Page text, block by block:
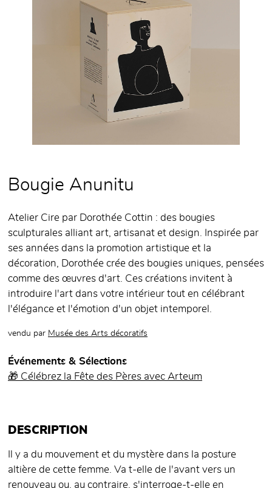
Bougie Anunitu
Atelier Cire par Dorothée Cottin : des bougies
sculpturales alliant art, artisanat et design. Inspirée par
ses années dans la promotion artistique et la
décoration, Dorothée crée des bougies uniques, pensées
comme des œuvres d'art. Ces créations invitent à
introduire l'art dans votre intérieur tout en célébrant
l'élégance et l'émotion d'un objet intemporel.
vendu par Musée des Arts décoratifs
Événements & Sélections
🎁 Célébrez la Fête des Pères avec Arteum
DESCRIPTION
Il y a du mouvement et du mystère dans la posture
altière de cette femme. Va t-elle de l'avant vers un
renouveau ou, au contraire, s'interroge-t-elle en